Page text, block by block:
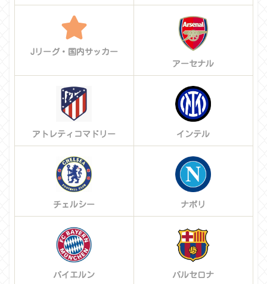
Jリーグ・国内サッカー
アーセナル
アトレティコマドリー インテル
チェルシー ナポリ
バイエルン バルセロナ